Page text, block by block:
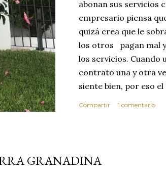
abonan sus servicios
empresario piensa
quizá crea que le
los otros pagan mal
los servicios. Cuando
contrato una y otra
siente bien, por eso el
MEJOR CLIENTE.
reflexionar sobre los
Compartir 1 comentario
GRANADINA